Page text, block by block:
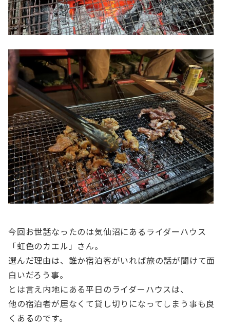
今回お世話なったのは気仙沼にあるライダーハウス
「虹色のカエル」さん。
選んだ理由は、誰か宿泊客がいれば旅の話が聞けて面
白いだろう事。
とは言え内地にある平日のライダーハウスは、
他の宿泊者が居なくて貸し切りになってしまう事も良
くあるのです。